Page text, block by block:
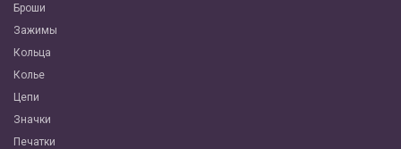
Броши
Зажимы
Кольца
Колье
Цепи
Значки
Печатки